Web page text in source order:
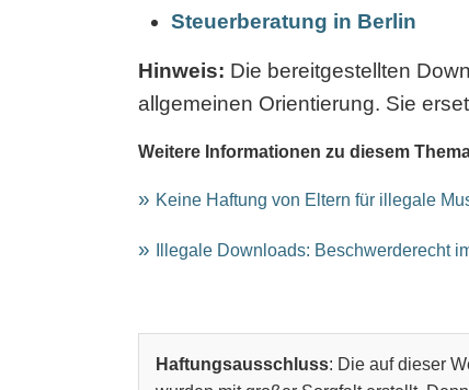
Steuerberatung in Berlin
Hinweis: Die bereitgestellten
allgemeinen Orientierung. Sie
Weitere Informationen zu diesem
Keine Haftung von Eltern für illegale
Illegale Downloads: Beschwerderecht
Haftungsausschluss: Die auf dieser